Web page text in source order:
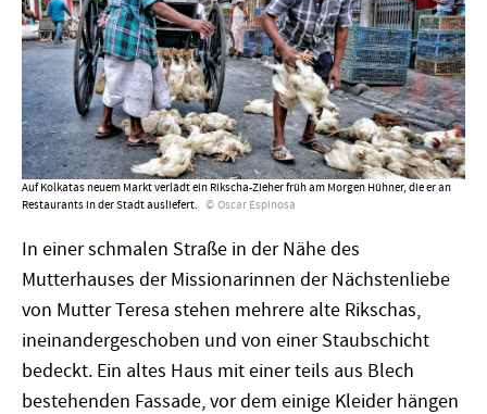
Auf Kolkatas neuem Markt verlädt ein Rikscha-Zieher früh am Morgen Hühner, die er an
Restaurants in der Stadt ausliefert.
Oscar Espinosa
In einer schmalen Straße in der Nähe des
Mutterhauses der Missionarinnen der Nächstenliebe
von Mutter Teresa stehen mehrere alte Rikschas,
ineinandergeschoben und von einer Staubschicht
bedeckt. Ein altes Haus mit einer teils aus Blech
bestehenden Fassade, vor dem einige Kleider hängen